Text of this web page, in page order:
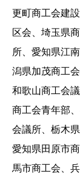
更町商工会建
区会、埼玉県
所、愛知県江
潟県加茂商工
和歌山商工会
商工会青年部
会議所、栃木
愛知県田原市
馬市商工会、